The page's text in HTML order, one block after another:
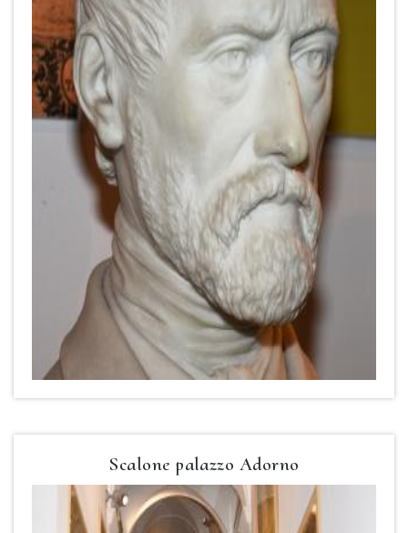
Scalone palazzo Adorno